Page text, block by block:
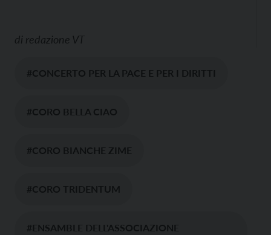
di redazione VT
#CONCERTO PER LA PACE E PER I DIRITTI
#CORO BELLA CIAO
#CORO BIANCHE ZIME
#CORO TRIDENTUM
#ENSAMBLE DELL'ASSOCIAZIONE